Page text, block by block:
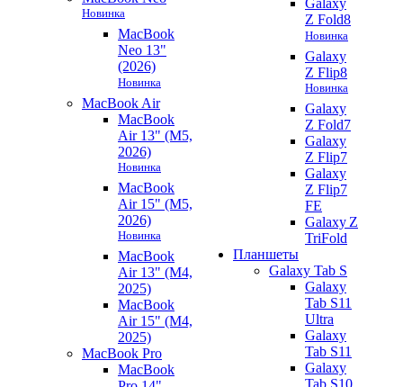
Новинка
MacBook
Neo 13"
(2026)
Новинка
MacBook Air
MacBook
Air 13" (M5,
2026)
Новинка
MacBook
Air 15" (M5,
2026)
Новинка
MacBook
Air 13" (M4,
2025)
MacBook
Air 15" (M4,
2025)
MacBook Pro
MacBook
Galaxy
Z Fold8
Новинка
Galaxy
Z Flip8
Новинка
Galaxy
Z Fold7
Galaxy
Z Flip7
Galaxy
Z Flip7
FE
Galaxy Z
TriFold
Планшеты
Galaxy Tab S
Galaxy
Tab S11
Ultra
Galaxy
Tab S11
Galaxy
Tab S10